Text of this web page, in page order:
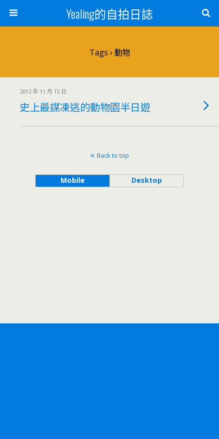
Yealing的自拍日誌
Tags › 動物
2012 年 11 月 15 日
史上最謀凍逃的動物園半日遊
Back to top
Mobile Desktop